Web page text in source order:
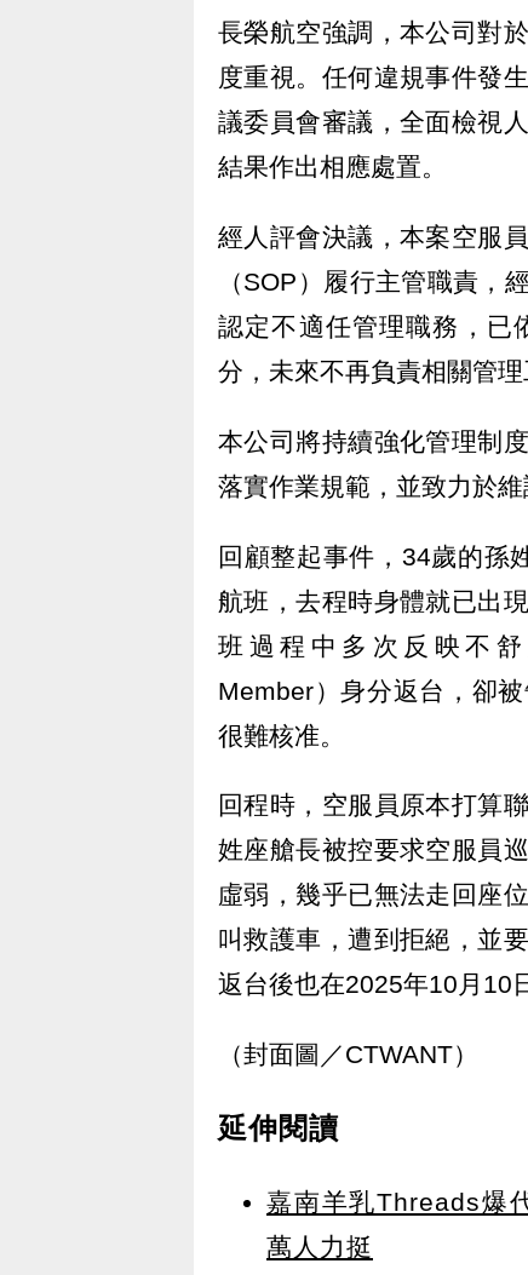
長榮航空強調，本公司對
度重視。任何違規事件發
議委員會審議，全面檢視
結果作出相應處置。
經人評會決議，本案空服
（SOP）履行主管職責，
認定不適任管理職務，已
分，未來不再負責相關管
本公司將持續強化管理制
落實作業規範，並致力於
回顧整起事件，34歲的孫
航班，去程時身體就已出
班過程中多次反映不舒
Member）身分返台，卻
很難核准。
回程時，空服員原本打算
姓座艙長被控要求空服員
虛弱，幾乎已無法走回座
叫救護車，遭到拒絕，並
返台後也在2025年10月10
（封面圖／CTWANT）
延伸閱讀
嘉南羊乳Threads爆
萬人力挺